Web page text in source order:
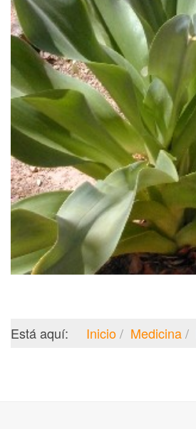
Está aquí: Inicio Medicina